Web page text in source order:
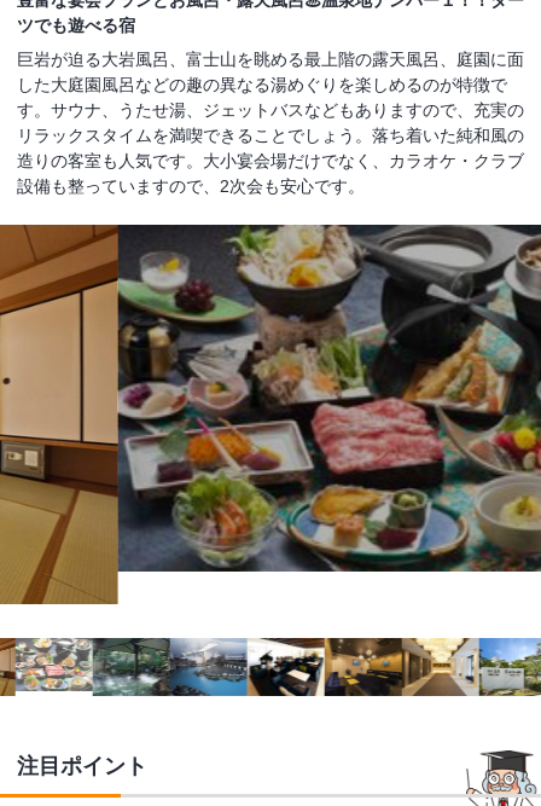
ツでも遊べる宿
巨岩が迫る大岩風呂、富士山を眺める最上階の露天風呂、庭園に面
した大庭園風呂などの趣の異なる湯めぐりを楽しめるのが特徴で
す。サウナ、うたせ湯、ジェットバスなどもありますので、充実の
リラックスタイムを満喫できることでしょう。落ち着いた純和風の
造りの客室も人気です。大小宴会場だけでなく、カラオケ・クラブ
設備も整っていますので、2次会も安心です。
注目ポイント